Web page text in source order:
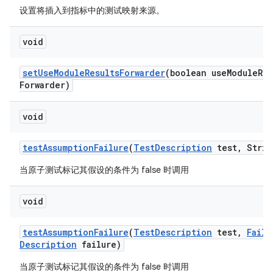
设置将插入到指标中的测试映射来源。
void
setUseModuleResultsForwarder(boolean useModule
Forwarder)
void
testAssumptionFailure(TestDescription test,
当原子测试标记其假设的条件为 false 时调用
void
testAssumptionFailure(TestDescription test,
Description failure)
当原子测试标记其假设的条件为 false 时调用